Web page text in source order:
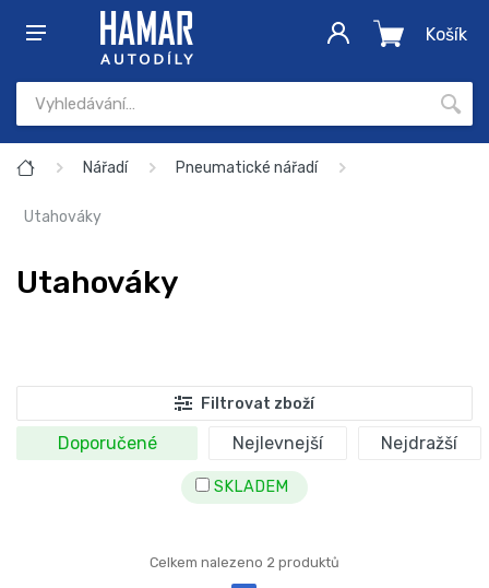
Košík
Nářadí Pneumatické nářadí
Utahováky
Utahováky
Filtrovat zboží
Doporučené Nejlevnejší Nejdražší
SKLADEM
Celkem nalezeno 2 produktů